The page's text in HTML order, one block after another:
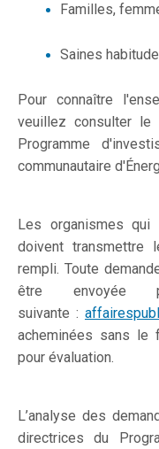
Familles,
Saines
Pour connaître
veuillez consulter le
Programme
communautaire
Les organismes qui
doivent transmettre
rempli. Toute
être envoyée
suivante :
acheminées sans le
pour évaluation.
L’analyse des
directrices du